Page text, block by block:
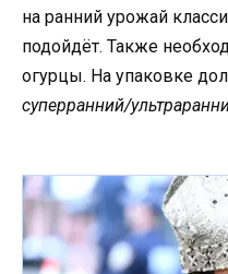
на ранний урожай
подойдёт. Также
огурцы. На упаковке
суперранний/